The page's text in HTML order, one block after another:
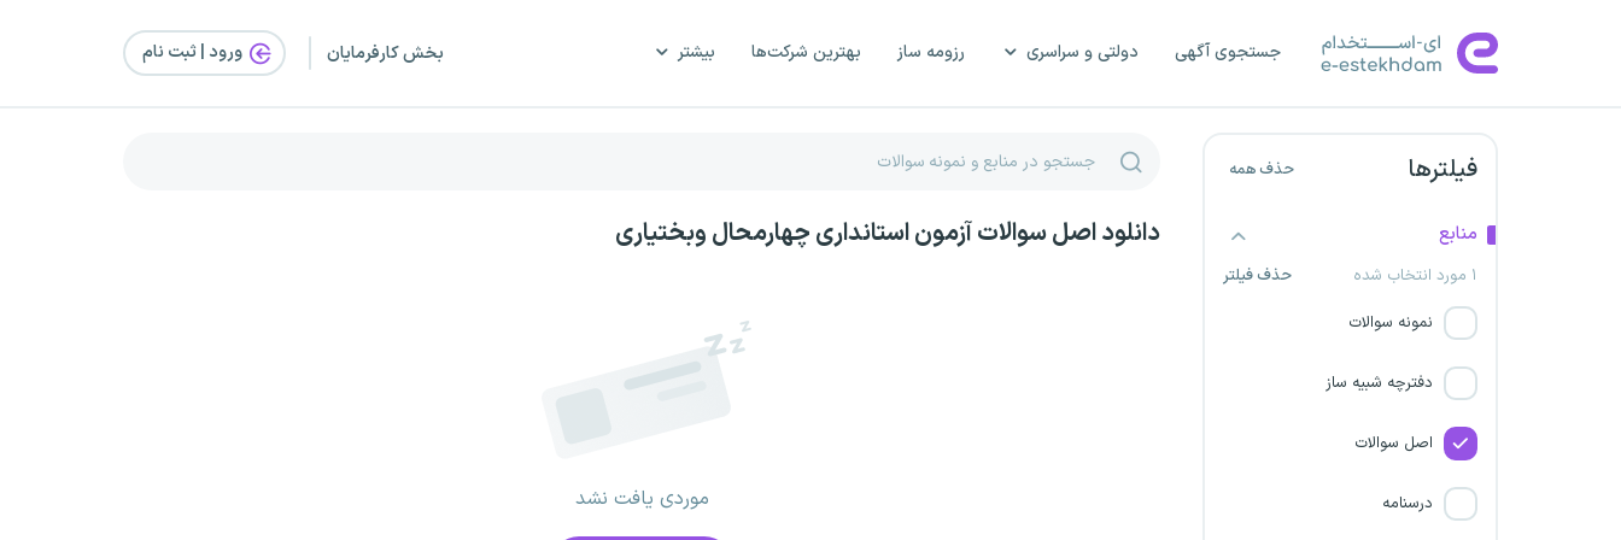
جستجوی آگهی دولتی و سراسری رزومه ساز بهترین شرکت‌ها بیشتر بخش کارفرمایان ورود | ثبت‌ نام
فیلترها حذف همه
منابع
۱ مورد انتخاب شده
حذف فیلتر
نمونه سوالات
دفترچه شبیه ساز
اصل سوالات
درسنامه
استانداری مرکزی
استانداری گیلان
داوری و میانجی گری
دانلود اصل سوالات آزمون استانداری چهارمحال وبختیاری
موردی یافت نشد